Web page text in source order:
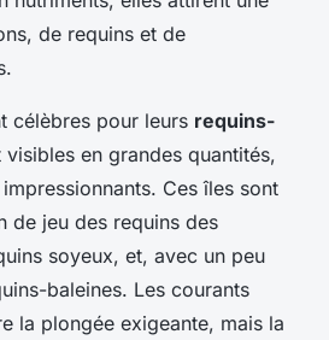
de requins et de
célèbres pour leurs requins-
visibles en grandes quantités,
Ces îles sont
de jeu des requins des
soyeux, et, avec un peu
baleines. Les courants
la plongée exigeante, mais la